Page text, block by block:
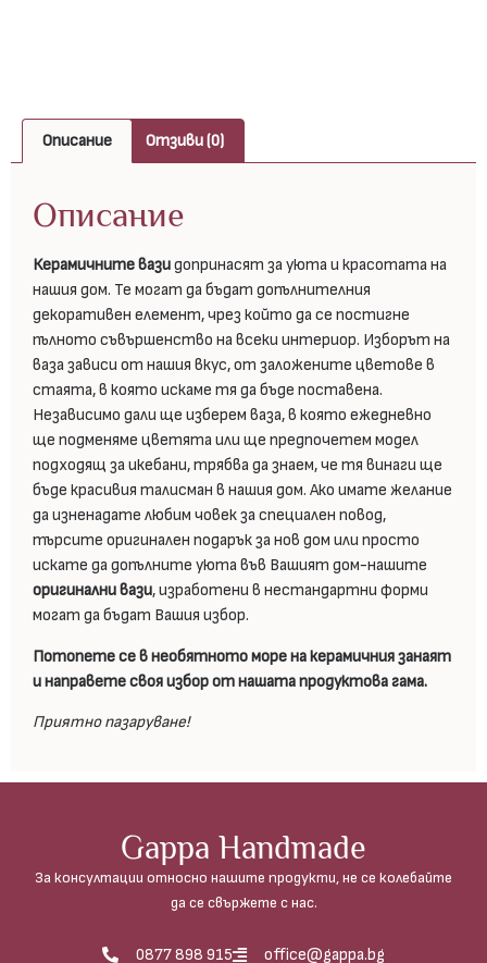
Описание Отзиви (0)
Описание
Керамичните вази допринасят за уюта и красотата на
нашия дом. Те могат да бъдат допълнителния
декоративен елемент, чрез който да се постигне
пълното съвършенство на всеки интериор. Изборът на
ваза зависи от нашия вкус, от заложените цветове в
стаята, в която искаме тя да бъде поставена.
Независимо дали ще изберем ваза, в която ежедневно
ще подменяме цветята или ще предпочетем модел
подходящ за икебани, трябва да знаем, че тя винаги ще
бъде красивия талисман в нашия дом. Ако имате желание
да изненадате любим човек за специален повод,
търсите оригинален подарък за нов дом или просто
искате да допълните уюта във Вашият дом-нашите
оригинални вази, изработени в нестандартни форми
могат да бъдат Вашия избор.
Потопете се в необятното море на керамичния занаят
и направете своя избор от нашата продуктова гама.
Приятно пазаруване!
Gappa Handmade
За консултации относно нашите продукти, не се колебайте
да се свържете с нас.
0877 898 915 office@gappa.bg